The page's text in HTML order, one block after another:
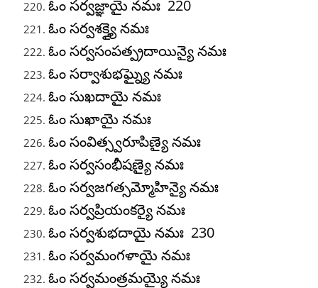
ఓం సర్వజ్ఞాయై నమః 220
ఓం సర్వశక్త్యై నమః
ఓం సర్వసంపత్ప్రదాయిన్యై నమః
ఓం సర్వాశుభఘ్న్యై నమః
ఓం సుఖదాయై నమః
ఓం సుఖాయై నమః
ఓం సంవిత్స్వరూపిణ్యై నమః
ఓం సర్వసంభీషణ్యై నమః
ఓం సర్వజగత్సమ్మోహిన్యై నమః
ఓం సర్వప్రియంకర్యై నమః
ఓం సర్వశుభదాయై నమః 230
ఓం సర్వమంగళాయై నమః
ఓం సర్వమంత్రమయ్యై నమః